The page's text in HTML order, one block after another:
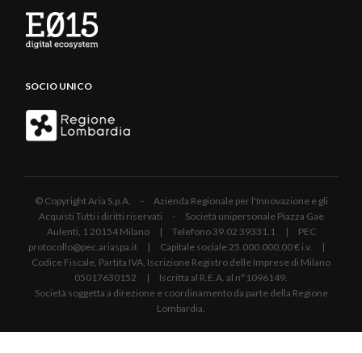
SOCIO UNICO
© Copyright Aria S.p.A. - Azienda Regionale per l'Innovazione e gli
Acquisti Tutti i diritti riservati - Società unipersonale Piazza Gae
Aulenti, 1 20154 Milano | Telefono 39.02 39331.1 | PEC
protocollo@pec.ariaspa.it | Capitale sociale 25.000.000,00 € i.v. |
Codice Fiscale, Partita IVA, Iscrizione Registro delle Imprese di Milano
05017630152 | Iscritta al R.E.A. al n°1096149.
Società soggetta a direzione e coordinamento da parte della Regione
Lombardia.